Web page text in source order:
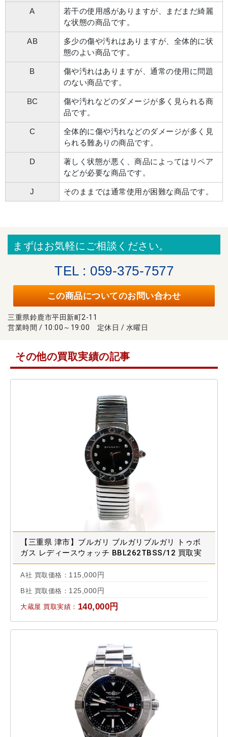
A
若干の使用感がありますが、まだまだ綺麗
な状態の商品です。
AB
多少の傷や汚れはありますが、全体的に状
態のよい商品です。
B
傷や汚れはありますが、通常の使用に問題
のない商品です。
BC
傷や汚れなどのダメージが多く見られる商
品です。
C
全体的に傷や汚れなどのダメージが多く見
られる難ありの商品です。
D
著しく状態が悪く、商品によってはリペア
などが必要な商品です。
J そのままでは通常使用が困難な商品です。
まずはお気軽にご相談ください。
TEL : 059-375-7577
この商品についてのお問い合わせ
三重県鈴鹿市平田新町2-11
営業時間 / 10:00～19:00 定休日 / 水曜日
その他の買取実績の記事
【三重県 津市】ブルガリ ブルガリブルガリ トゥボ
ガス レディースウォッチ BBL262TBSS/12 買取実
績 2020.09
A社 買取価格： 115,000円
B社 買取価格： 125,000円
大蔵屋 買取実績： 140,000円